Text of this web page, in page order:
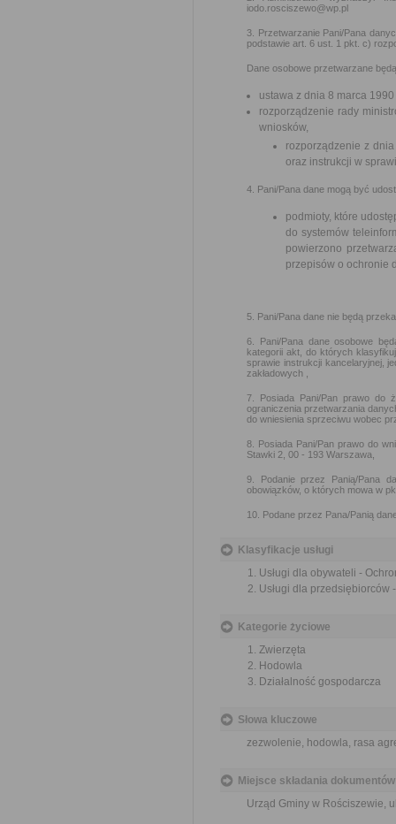
iodo.rosciszewo@wp.pl
3. Przetwarzanie Pani/Pana
podstawie art. 6 ust. 1 pkt. c)
Dane osobowe przetwarzane
ustawa z dnia 8 marca
rozporządzenie rady
wniosków,
rozporządzenie z
oraz instrukcji w
4. Pani/Pana dane mogą być
podmioty, które
do systemów
powierzono
przepisów o ochronie
5. Pani/Pana dane nie będą
6. Pani/Pana dane osobowe
kategorii akt, do których
sprawie instrukcji kancelaryjnej,
zakładowych ,
7. Posiada Pani/Pan prawo do
ograniczenia przetwarzania
do wniesienia sprzeciwu wobec
8. Posiada Pani/Pan prawo do
Stawki 2, 00 - 193 Warszawa,
9. Podanie przez Panią/Pana
obowiązków, o których mowa w
10. Podane przez Pana/Panią
Klasyfikacje usługi
Usługi dla obywateli -
Usługi dla przedsiębiorców
Kategorie życiowe
Zwierzęta
Hodowla
Działalność gospodarcza
Słowa kluczowe
zezwolenie, hodowla, rasa
Miejsce składania dokumentów
Urząd Gminy w Rościszewie,